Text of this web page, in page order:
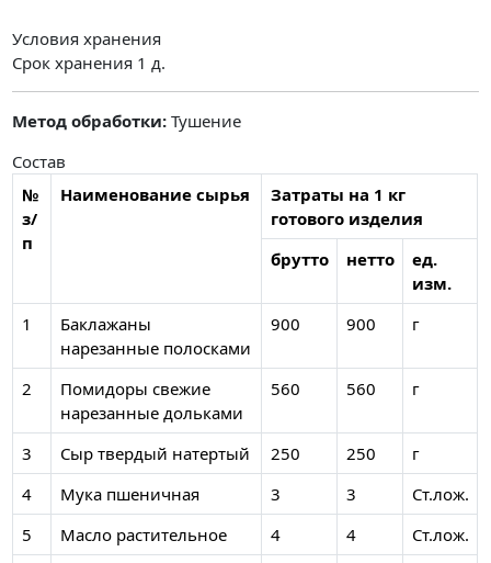
Условия хранения
Срок хранения 1 д.
Метод обработки: Тушение
Состав
№
з/
п
Наименование сырья
Затраты на 1 кг
готового изделия
брутто
нетто
ед.
изм.
1
Баклажаны
нарезанные полосками
900 900 г
2
Помидоры свежие
нарезанные дольками
560 560 г
3 Сыр твердый натертый 250 250
г
4
Мука пшеничная 3 3
Ст.лож.
5
Масло растительное 4 4
Ст.лож.